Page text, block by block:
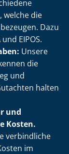
welche die
Dazu
EIPOS.
Unsere
die
und
halten
und
Kosten.
verbindliche
im